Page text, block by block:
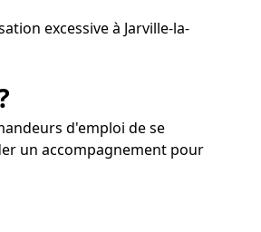
excessive à Jarville-la-
d'emploi de se
un accompagnement pour